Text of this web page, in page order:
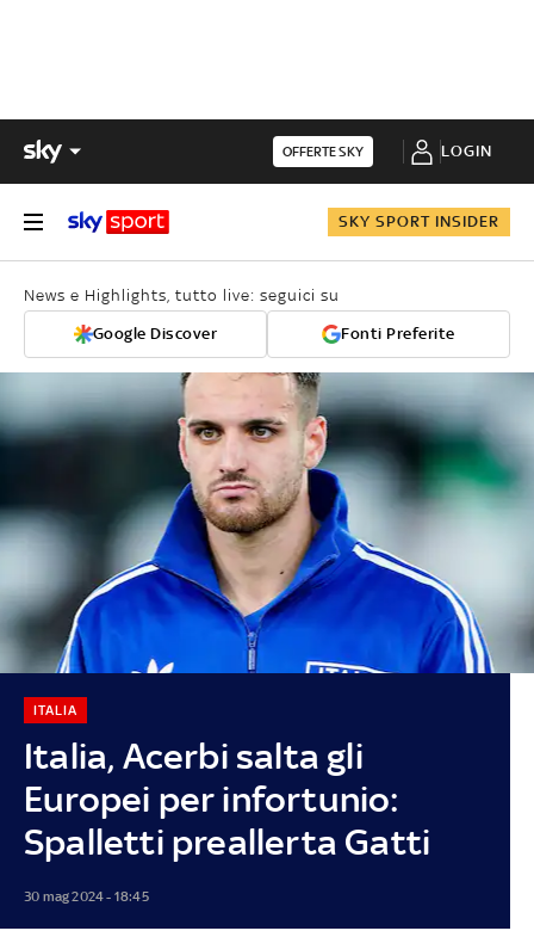
OFFERTE SKY LOGIN
SKY SPORT INSIDER
News e Highlights, tutto live: seguici su
Google Discover Fonti Preferite
Italia, Acerbi salta gli
Europei per infortunio:
Spalletti preallerta Gatti
ITALIA
30 mag 2024 - 18:45